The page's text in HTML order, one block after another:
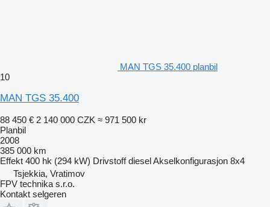
MAN TGS 35.400 planbil
10
MAN TGS 35.400
88 450 € 2 140 000 CZK ≈ 971 500 kr
Planbil
2008
385 000 km
Effekt 400 hk (294 kW) Drivstoff dieselAkselkonfigurasjon 8x4
Tsjekkia, Vratimov
FPV technika s.r.o.
Kontakt selgeren